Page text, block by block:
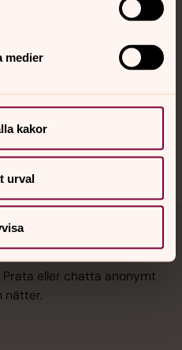
medier
kakor
urval
eller chatta anonymt
nätter.